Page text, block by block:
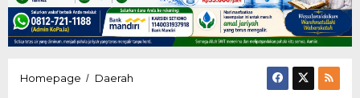
Homepage / Daerah